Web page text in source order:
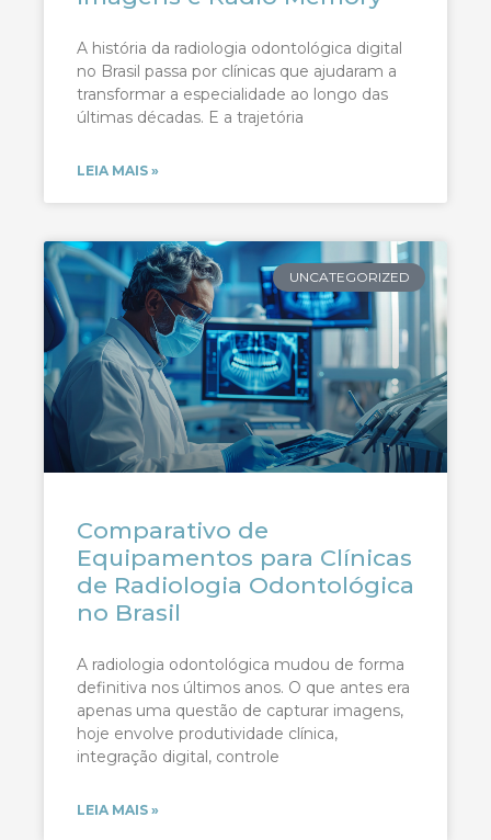
A história da radiologia odontológica digital
no Brasil passa por clínicas que ajudaram a
transformar a especialidade ao longo das
últimas décadas. E a trajetória
LEIA MAIS »
UNCATEGORIZED
Comparativo de
Equipamentos para Clínicas
de Radiologia Odontológica
no Brasil
A radiologia odontológica mudou de forma
definitiva nos últimos anos. O que antes era
apenas uma questão de capturar imagens,
hoje envolve produtividade clínica,
integração digital, controle
LEIA MAIS »